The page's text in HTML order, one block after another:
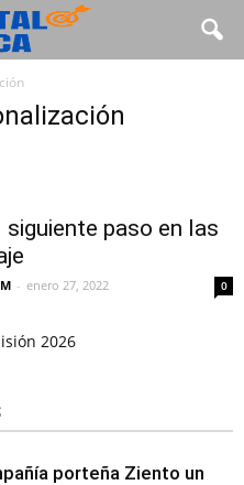
paso en las
- enero 27, 2022 0
porteña Ziento un